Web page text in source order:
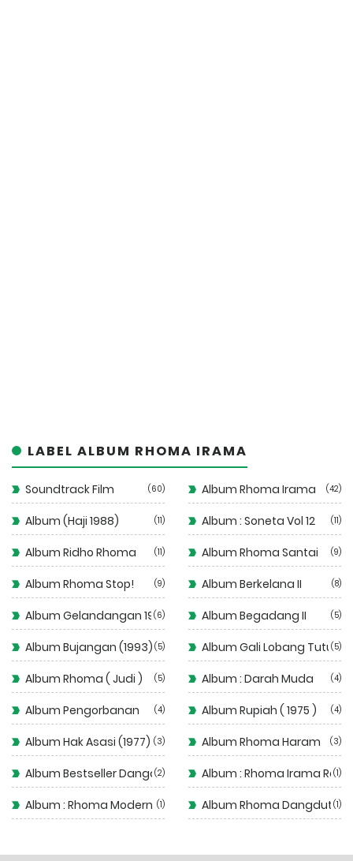
LABEL ALBUM RHOMA IRAMA
Soundtrack Film 60 Album Rhoma Irama 42
Album (Haji 1988) 11 Album : Soneta Vol 12 11
Album Ridho Rhoma 11 Album Rhoma Santai 9
Album Rhoma Stop! 9 Album Berkelana II 8
Album Gelandangan 1972
6 Album Begadang II 5
Album Bujangan (1993) 5 Album Gali Lobang Tutup
5
Album Rhoma ( Judi ) 5 Album : Darah Muda 4
Album Pengorbanan 4 Album Rupiah ( 1975 ) 4
Album Hak Asasi (1977) 3 Album Rhoma Haram 3
Album Bestseller Dangdut
2 Album : Rhoma Irama Rela
1
Album : Rhoma Modern 1 Album Rhoma Dangdut 1